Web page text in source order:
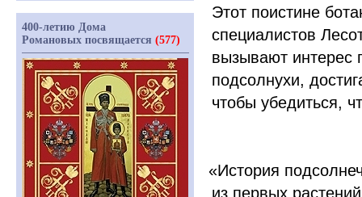
Этот поистине
специалистов
вызывают интерес
подсолнухи,
чтобы убедиться,
«История
из первых
400-летию Дома
Романовых посвящается (577)